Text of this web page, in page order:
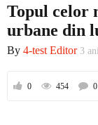
Contact
Prima
Topul celor
urbane din
By 4-test Editor 3
0 454 0